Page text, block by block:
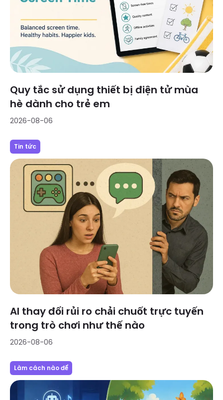
Quy tắc sử dụng thiết bị điện tử mùa
hè dành cho trẻ em
2026-08-06
Tin tức
AI thay đổi rủi ro chải chuốt trực tuyến
trong trò chơi như thế nào
2026-08-06
Làm cách nào để